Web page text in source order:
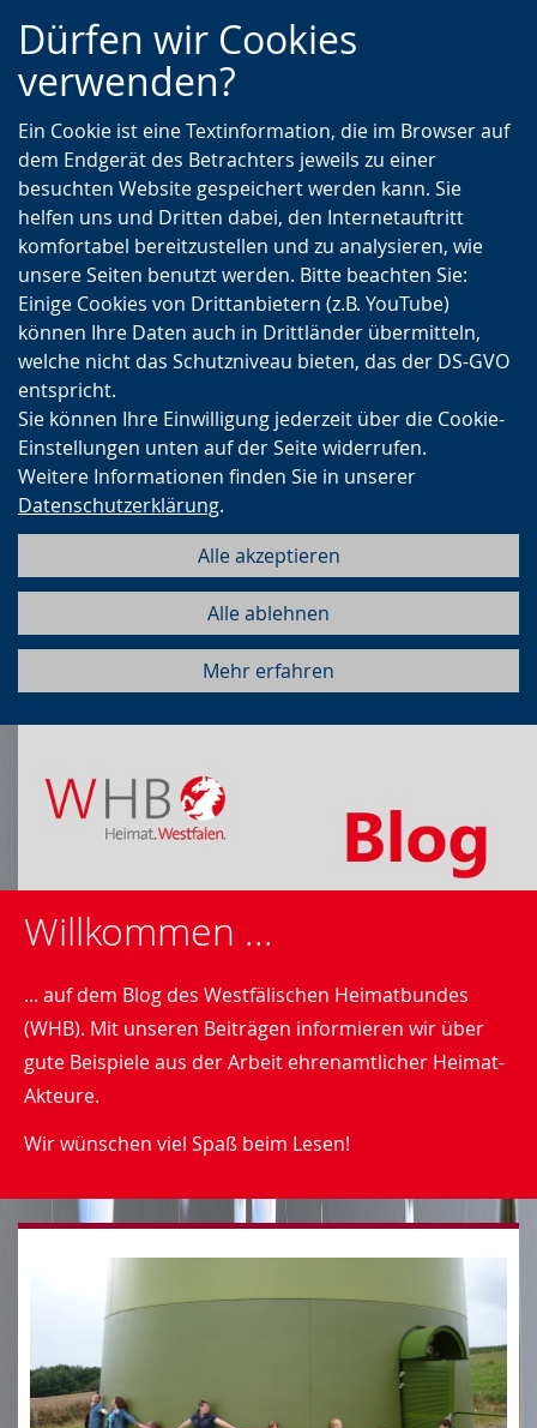
Zur
Hauptnavigation
Zur
Seitennavigation
Zum
Inhalt
Dürfen wir Cookies
verwenden?
Ein Cookie ist eine Textinformation, die im Browser auf
dem Endgerät des Betrachters jeweils zu einer
besuchten Website gespeichert werden kann. Sie
helfen uns und Dritten dabei, den Internetauftritt
komfortabel bereitzustellen und zu analysieren, wie
unsere Seiten benutzt werden. Bitte beachten Sie:
Einige Cookies von Drittanbietern (z.B. YouTube)
können Ihre Daten auch in Drittländer übermitteln,
welche nicht das Schutzniveau bieten, das der DS-GVO
entspricht.
Sie können Ihre Einwilligung jederzeit über die Cookie-
Einstellungen unten auf der Seite widerrufen.
Weitere Informationen finden Sie in unserer
Datenschutzerklärung.
Alle akzeptieren
Alle ablehnen
Mehr erfahren
Willkommen ...
... auf dem Blog des Westfälischen Heimatbundes
(WHB). Mit unseren Beiträgen informieren wir über
gute Beispiele aus der Arbeit ehrenamtlicher Heimat-
Akteure.
Wir wünschen viel Spaß beim Lesen!